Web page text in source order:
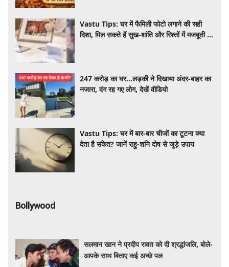
Vastu Tips: घर में फैमिली फोटो लगाने की सही
दिशा, मिल सकते हैं सुख-शांति और रिश्तों में मजबूती के
247 करोड़ का घर…लड़की ने दिखाया अंदर-बाहर का
नजारा, दंग रह गए लोग, देखें वीडियो
Vastu Tips: घर में बार-बार चीजों का टूटना क्या
देता है संकेत? जानें राहु-शनि दोष से जुड़े उपाय
Bollywood
सलमान खान ने प्रदीप रावत को दी श्रद्धांजलि, बोले-
आपके साथ बिताए कई अच्छे पल